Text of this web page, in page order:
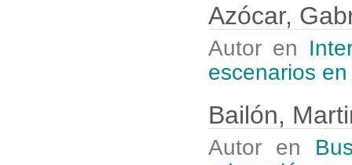
Azócar,
Autor en
escenarios
Bailón,
Autor en